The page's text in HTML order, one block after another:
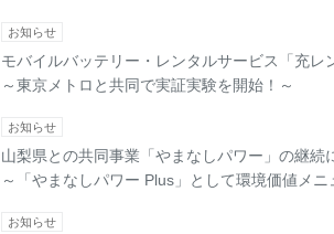
お知らせ
モバイルバッテリー・レンタルサービス「充レ
～東京メトロと共同で実証実験を開始！～
お知らせ
山梨県との共同事業「やまなしパワー」の継続
～「やまなしパワー Plus」として環境価値メニ
お知らせ